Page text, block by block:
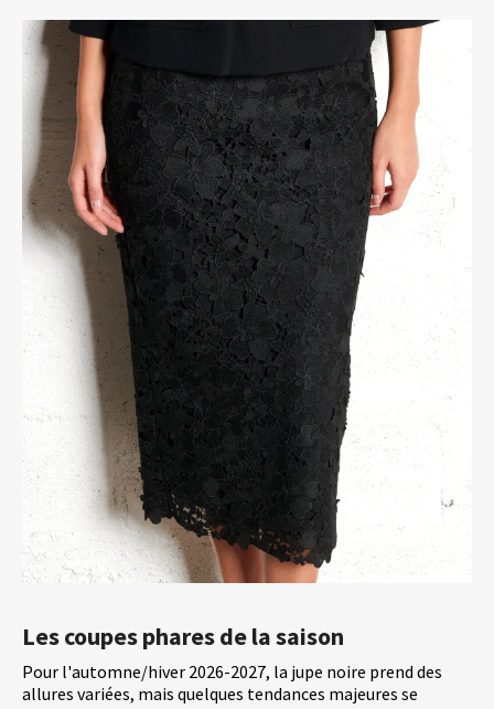
Les coupes phares de la saison
Pour l'automne/hiver 2026-2027, la jupe noire prend des
allures variées, mais quelques tendances majeures se